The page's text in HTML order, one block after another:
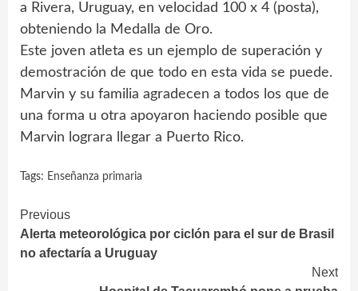
a Rivera, Uruguay, en velocidad 100 x 4 (posta),
obteniendo la Medalla de Oro.
Este joven atleta es un ejemplo de superación y
demostración de que todo en esta vida se puede.
Marvin y su familia agradecen a todos los que de
una forma u otra apoyaron haciendo posible que
Marvin lograra llegar a Puerto Rico.
Tags: Enseñanza primaria
Continue
Reading
Previous
Alerta meteorológica por ciclón para el sur de Brasil
no afectaría a Uruguay
Next